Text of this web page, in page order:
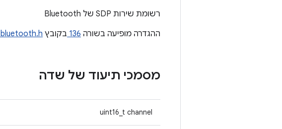
רשומת שירות SDP של Bluetooth
ההגדרה מופיעה בשורה 136 בקובץ bluetooth.h
מסמכי תיעוד של שדה
uint16_t channel